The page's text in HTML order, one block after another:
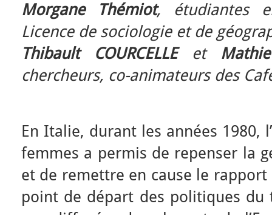
Morgane Thémiot, étudiantes
Licence de sociologie et de
Thibault COURCELLEet
chercheurs, co-animateurs des
En Italie, durant les années 1980,
femmes a permis de repenser la
et de remettre en cause le rapport
point de départ des politiques du